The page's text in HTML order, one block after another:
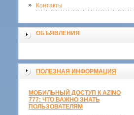
Контакты
ОБЪЯВЛЕНИЯ
ПОЛЕЗНАЯ ИНФОРМАЦИЯ
МОБИЛЬНЫЙ ДОСТУП К AZINO
777: ЧТО ВАЖНО ЗНАТЬ
ПОЛЬЗОВАТЕЛЯМ